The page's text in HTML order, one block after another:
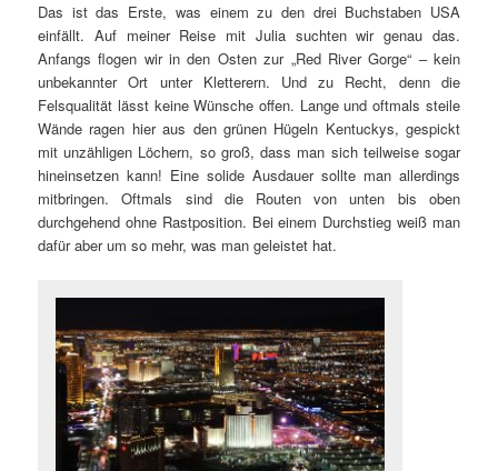
Das ist das Erste, was einem zu den drei Buchstaben USA
einfällt. Auf meiner Reise mit Julia suchten wir genau das.
Anfangs flogen wir in den Osten zur „Red River Gorge“ – kein
unbekannter Ort unter Kletterern. Und zu Recht, denn die
Felsqualität lässt keine Wünsche offen. Lange und oftmals steile
Wände ragen hier aus den grünen Hügeln Kentuckys, gespickt
mit unzähligen Löchern, so groß, dass man sich teilweise sogar
hineinsetzen kann! Eine solide Ausdauer sollte man allerdings
mitbringen. Oftmals sind die Routen von unten bis oben
durchgehend ohne Rastposition. Bei einem Durchstieg weiß man
dafür aber um so mehr, was man geleistet hat.